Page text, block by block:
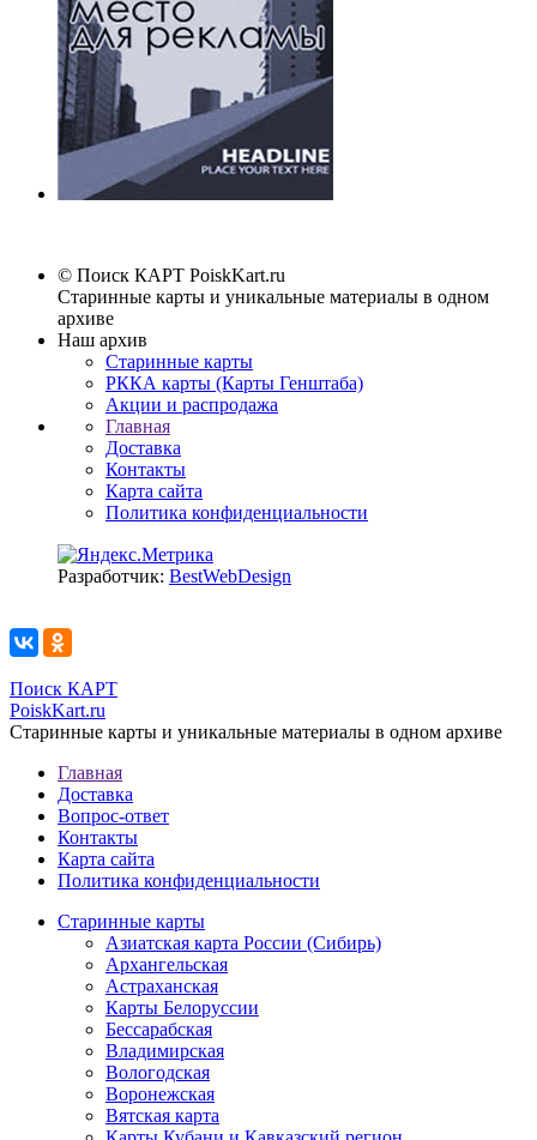
© Поиск КАРТ PoiskKart.ru
Старинные карты и уникальные материалы в одном
архиве
Наш архив
Старинные карты
РККА карты (Карты Генштаба)
Акции и распродажа
Главная
Доставка
Контакты
Карта сайта
Политика конфиденциальности
Разработчик: BestWebDesign
Поиск КАРТ
PoiskKart.ru
Старинные карты и уникальные материалы в одном архиве
Главная
Доставка
Вопрос-ответ
Контакты
Карта сайта
Политика конфиденциальности
Старинные карты
Азиатская карта России (Сибирь)
Архангельская
Астраханская
Карты Белоруссии
Бессарабская
Владимирская
Вологодская
Воронежская
Вятская карта